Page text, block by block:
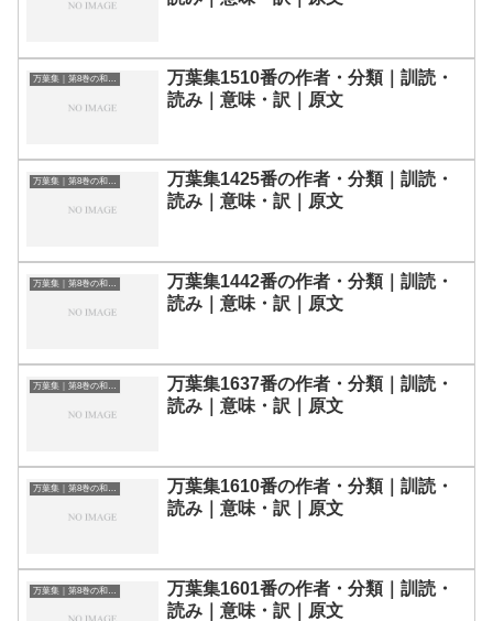
万葉集｜第8巻の和歌一覧
万葉集1510番の作者・分類｜訓読・
読み｜意味・訳｜原文
万葉集｜第8巻の和歌一覧
万葉集1425番の作者・分類｜訓読・
読み｜意味・訳｜原文
万葉集｜第8巻の和歌一覧
万葉集1442番の作者・分類｜訓読・
読み｜意味・訳｜原文
万葉集｜第8巻の和歌一覧
万葉集1637番の作者・分類｜訓読・
読み｜意味・訳｜原文
万葉集｜第8巻の和歌一覧
万葉集1610番の作者・分類｜訓読・
読み｜意味・訳｜原文
万葉集｜第8巻の和歌一覧
万葉集1601番の作者・分類｜訓読・
読み｜意味・訳｜原文